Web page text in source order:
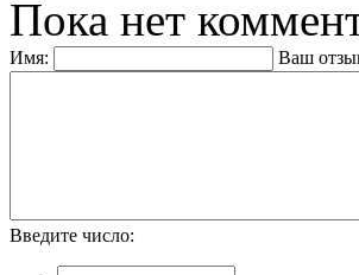
Пока нет
Имя: Ваш
Введите число: